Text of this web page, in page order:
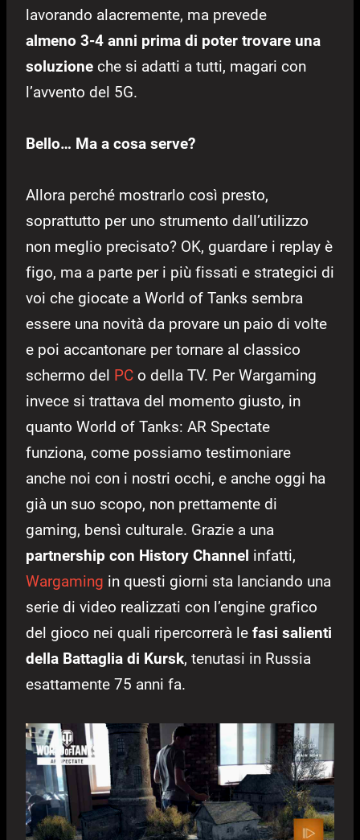
lavorando alacremente, ma prevede
almeno 3-4 anni prima di poter trovare una
soluzione che si adatti a tutti, magari con
l’avvento del 5G.
Bello… Ma a cosa serve?
Allora perché mostrarlo così presto,
soprattutto per uno strumento dall’utilizzo
non meglio precisato? OK, guardare i replay è
figo, ma a parte per i più fissati e strategici di
voi che giocate a World of Tanks sembra
essere una novità da provare un paio di volte
e poi accantonare per tornare al classico
schermo del PC o della TV. Per Wargaming
invece si trattava del momento giusto, in
quanto World of Tanks: AR Spectate
funziona, come possiamo testimoniare
anche noi con i nostri occhi, e anche oggi ha
già un suo scopo, non prettamente di
gaming, bensì culturale. Grazie a una
partnership con History Channel infatti,
Wargaming in questi giorni sta lanciando una
serie di video realizzati con l’engine grafico
del gioco nei quali ripercorrerà le fasi salienti
della Battaglia di Kursk, tenutasi in Russia
esattamente 75 anni fa.